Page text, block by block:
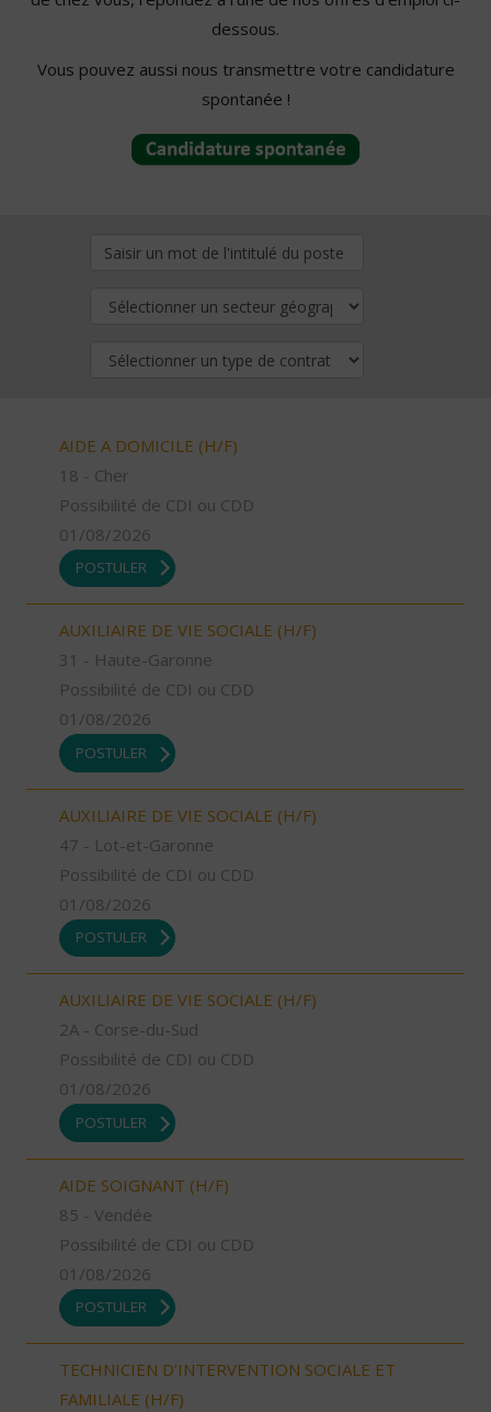
dessous.
Vous pouvez aussi nous transmettre votre candidature
spontanée !
AIDE A DOMICILE (H/F)
18 - Cher
Possibilité de CDI ou CDD
01/08/2026
POSTULER
AUXILIAIRE DE VIE SOCIALE (H/F)
31 - Haute-Garonne
Possibilité de CDI ou CDD
01/08/2026
POSTULER
AUXILIAIRE DE VIE SOCIALE (H/F)
47 - Lot-et-Garonne
Possibilité de CDI ou CDD
01/08/2026
POSTULER
AUXILIAIRE DE VIE SOCIALE (H/F)
2A - Corse-du-Sud
Possibilité de CDI ou CDD
01/08/2026
POSTULER
AIDE SOIGNANT (H/F)
85 - Vendée
Possibilité de CDI ou CDD
01/08/2026
POSTULER
TECHNICIEN D’INTERVENTION SOCIALE ET
FAMILIALE (H/F)